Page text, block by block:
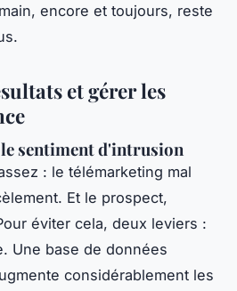
encore et toujours, reste
et gérer les
sentiment d'intrusion
: le télémarketing mal
Et le prospect,
éviter cela, deux leviers :
Une base de données
considérablement les